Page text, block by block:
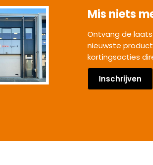
Mis niets
Ontvang de
nieuwste
kortingsacties
Inschrijven